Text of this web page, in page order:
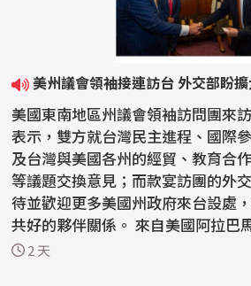
美州議會領袖接連訪台 外交部盼
美國東南地區州議會領袖訪問團來
表示，雙方就台灣民主進程、國際
及台灣與美國各州的經貿、教育合
等議題交換意見；而款宴訪團的外
待並歡迎更多美國州政府來台設處
共好的夥伴關係。 來自美國阿拉巴馬州、喬治亞州、肯
塔基...
2 天